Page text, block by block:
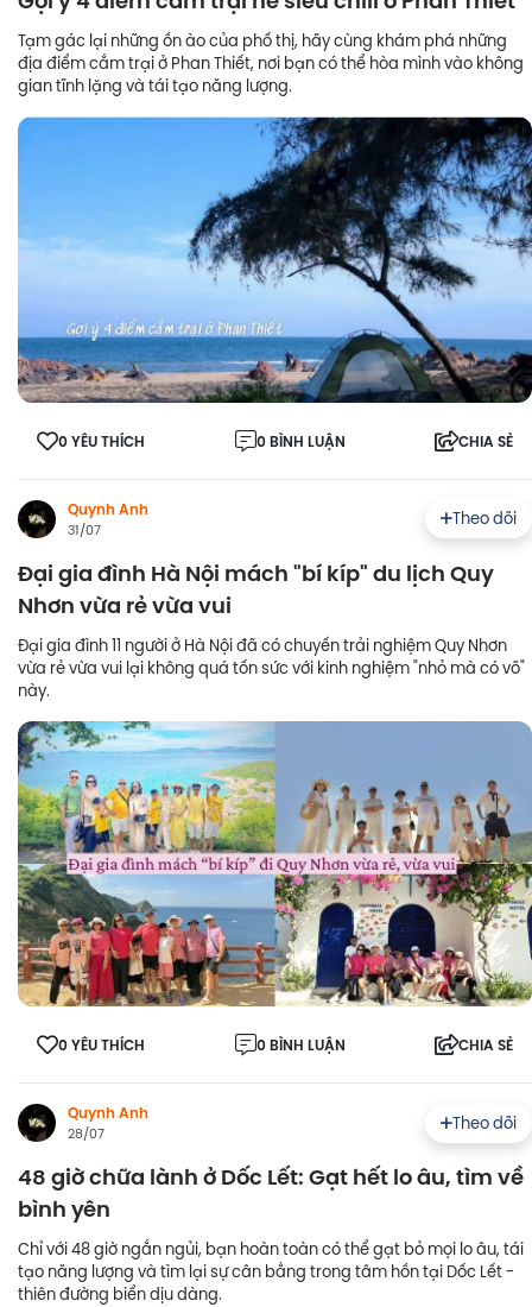
Tạm gác lại những ồn ào của phố thị, hãy cùng khám phá những
địa điểm cắm trại ở Phan Thiết, nơi bạn có thể hòa mình vào không
gian tĩnh lặng và tái tạo năng lượng.
0 YÊU THÍCH 0 BÌNH LUẬN CHIA SẺ
Quynh Anh
31/07
Theo dõi
Đại gia đình Hà Nội mách "bí kíp" du lịch Quy
Nhơn vừa rẻ vừa vui
Đại gia đình 11 người ở Hà Nội đã có chuyến trải nghiệm Quy Nhơn
vừa rẻ vừa vui lại không quá tốn sức với kinh nghiệm "nhỏ mà có võ"
này.
0 YÊU THÍCH 0 BÌNH LUẬN CHIA SẺ
Quynh Anh
28/07
Theo dõi
48 giờ chữa lành ở Dốc Lết: Gạt hết lo âu, tìm về
bình yên
Chỉ với 48 giờ ngắn ngủi, bạn hoàn toàn có thể gạt bỏ mọi lo âu, tái
tạo năng lượng và tìm lại sự cân bằng trong tâm hồn tại Dốc Lết -
thiên đường biển dịu dàng.